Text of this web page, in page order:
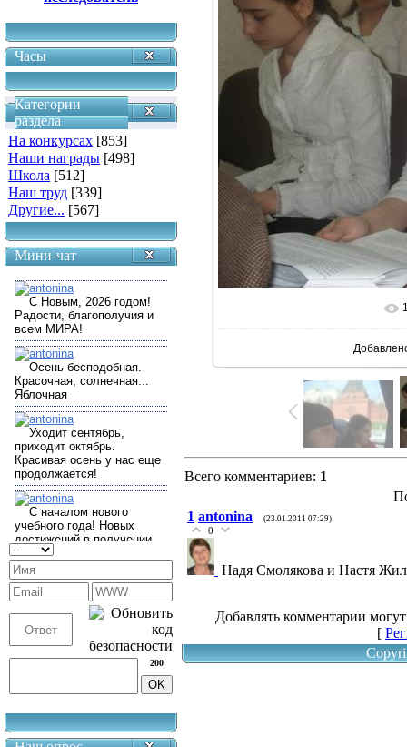
Часы
Категории
раздела
На конкурсах [853]
Наши награды [498]
Школа [512]
Наш труд [339]
Другие... [567]
Мини-чат
200
В
Всего комментариев: 1
1 antonina (23.01.2011 07:29)
0
Надя Смолякова и Настя
Добавлять комментарии
[